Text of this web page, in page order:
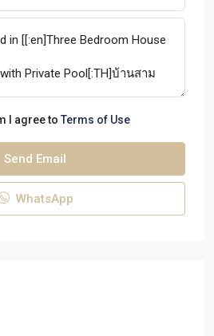
I agree to Terms of Use
Send Email
WhatsApp